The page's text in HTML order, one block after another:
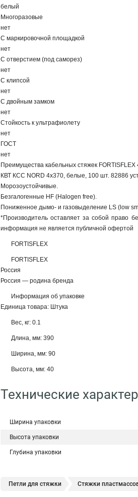
белый
Многоразовые
нет
С маркировочной площадкой
нет
С отверстием (под саморез)
нет
С клипсой
нет
С двойным замком
нет
Стойкость к ультрафиолету
нет
ГОСТ
нет
Преимущества кабельных стяжек
КВТ КСС NORD 4х370, белые, 100 шт. 82886
Морозоустойчивые.
Безгалогенные HF (Halogen free).
Пониженное дымо- и газовыделение LS (low
*Производитель оставляет за собой право
информация не является публичной офертой
FORTISFLEX
FORTISFLEX
Россия
Россия — родина бренда
Информация об упаковке
Единица товара: Штука
Вес, кг: 0.1
Длина, мм: 390
Ширина, мм: 90
Высота, мм: 40
Технические
Ширина упаковки
Высота упаковки
Глубина упаковки
Петли для стяжки Стяжки